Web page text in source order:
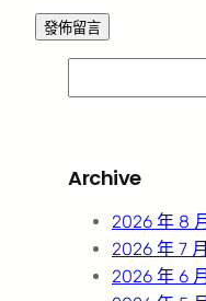
e
c
Archive
2026 年 8 月
2026 年 7 月
2026 年 6 月